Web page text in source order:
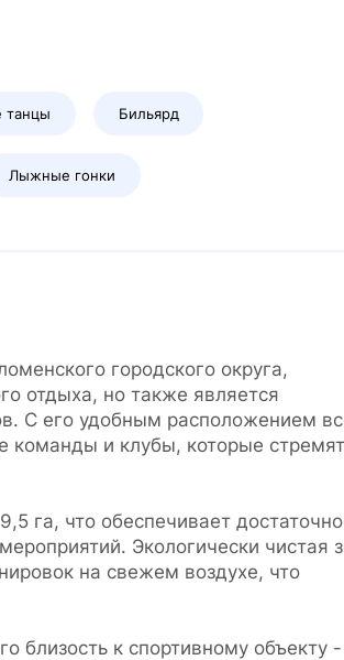
танцы Бильярд
Лыжные гонки
городского округа,
отдыха, но также является
С его удобным расположением
команды и клубы, которые
га, что обеспечивает
Экологически чистая
на свежем воздухе, что
близость к спортивному объекту -